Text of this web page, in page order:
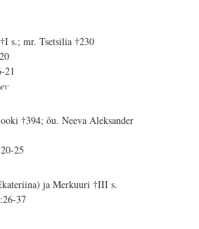
s.; mr. Tsetsilia †230
21
†394; õu. Neeva Aleksander
25
ja Merkuuri †III s.
37